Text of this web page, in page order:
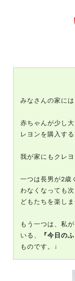
みなさんの家に
赤ちゃんが少し
レヨンを購入す
我が家にもクレ
一つは長男が2歳
わなくなっても
どもたちを楽し
もう一つは、私
いる、
『今日の
ものです。↓